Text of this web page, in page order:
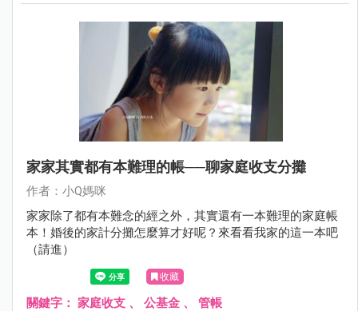
家家其實都有本難理的帳──聊家庭收支分攤
作者：小Q媽咪
家家除了都有本難念的經之外，其實還有一本難理的家庭帳
本！婚後的家計分攤怎麼算才好呢？來看看我家的這一本吧
（請進）
收藏
關鍵字： 家庭收支 、 公基金 、 管帳